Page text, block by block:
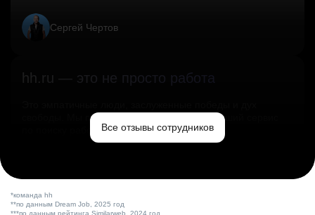
Сергей Чертов
hh.ru — это не просто работа
свободы. Мы помогаем миру и создаём лучший сервис
по поиску работы в стране.Все отзывы сотрудников
*команда hh
**по данным Dream Job, 2025 год
***по данным рейтинга Similarweb, 2024 год